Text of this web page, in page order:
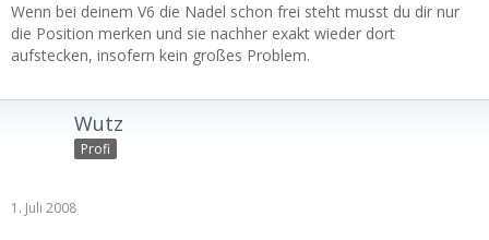
Wenn bei deinem V6 die Nadel schon frei steht musst du dir nur
die Position merken und sie nachher exakt wieder dort
aufstecken, insofern kein großes Problem.
Wutz
Profi
1. Juli 2008